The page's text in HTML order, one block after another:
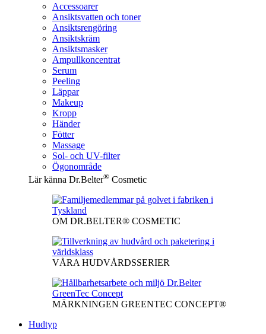
Accessoarer
Ansiktsvatten och toner
Ansiktsrengöring
Ansiktskräm
Ansiktsmasker
Ampullkoncentrat
Serum
Peeling
Läppar
Makeup
Kropp
Händer
Fötter
Massage
Sol- och UV-filter
Ögonområde
Lär känna Dr.Belter® Cosmetic
OM DR.BELTER® COSMETIC
VÅRA HUDVÅRDSSERIER
MÄRKNINGEN GREENTEC CONCEPT®
Hudtyp